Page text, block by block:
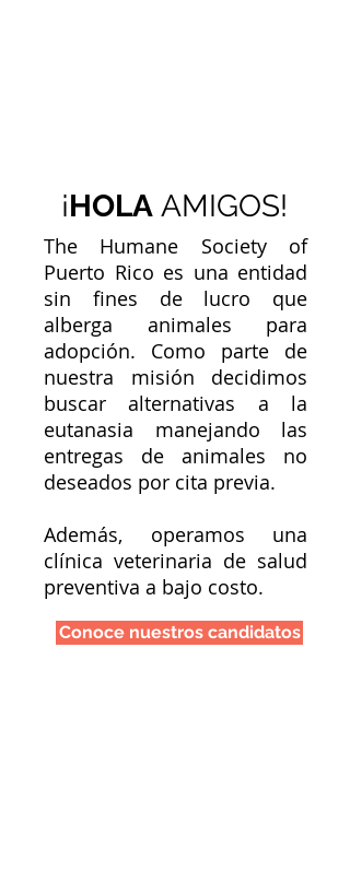
¡HOLA AMIGOS!
The Humane Society of
Puerto Rico es una entidad
sin fines de lucro que
alberga animales para
adopción. Como parte de
nuestra misión decidimos
buscar alternativas a la
eutanasia manejando las
entregas de animales no
deseados por cita previa.
Además, operamos una
clínica veterinaria de salud
preventiva a bajo costo.
Conoce nuestros candidatos